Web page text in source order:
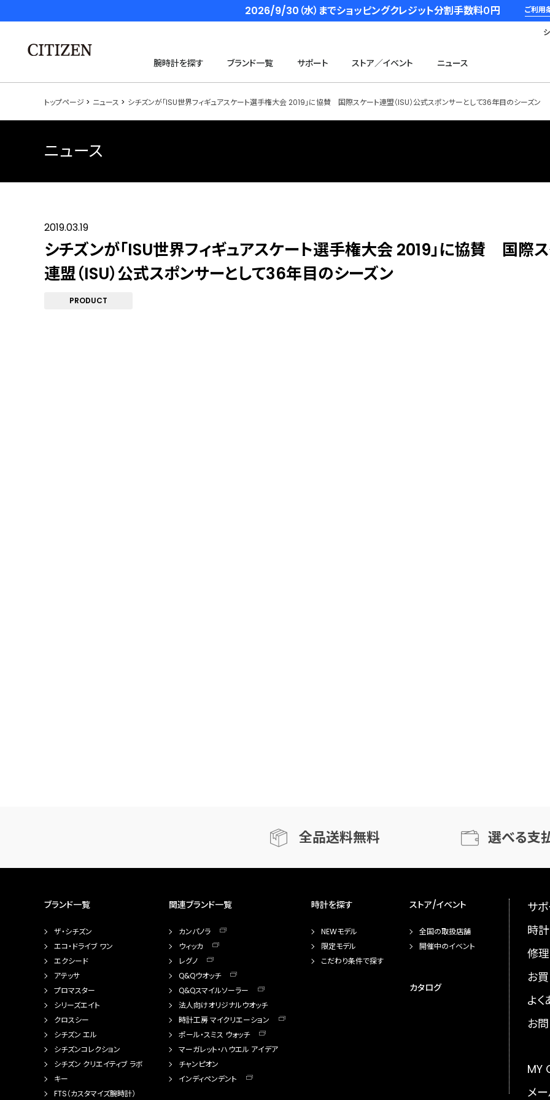
2026/9/30（水）までショッピングクレジット分割手数料０円 ご利用
腕時計を探す ブランド一覧 サポート ストア／イベント ニュース
トップページ ニュース シチズンが「ISU世界フィギュアスケート選手権大会 2019」に協賛 国際スケート連盟（ISU）公式スポンサーとして36年目のシーズン
ニュース
2019.03.19
シチズンが「ISU世界フィギュアスケート選手権大会 2019」に協賛 国際
連盟（ISU）公式スポンサーとして36年目のシーズン
PRODUCT
全品送料無料 選べる支
ブランド一覧
ザ・シチズン
エコ・ドライブ ワン
エクシード
アテッサ
プロマスター
シリーズエイト
クロスシー
シチズン エル
シチズンコレクション
シチズン クリエイティブ ラボ
キー
FTS（カスタマイズ腕時計）
関連ブランド一覧
カンパノラ
ウィッカ
レグノ
Q&Qウオッチ
Q&Qスマイルソーラー
法人向けオリジナルウオッチ
時計工房 マイクリエーション
ポール・スミス ウォッチ
マーガレット・ハウエル アイデア
チャンピオン
インディペンデント
時計を探す
NEWモデル
限定モデル
こだわり条件で探す
ストア/イベント
全国の取扱店舗
開催中のイベント
カタログ
サ
時
修理
お
よ
お
MY
メ